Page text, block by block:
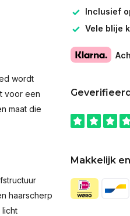
wordt
voor een
maat die
haarscherp
licht
Inclusief
Vele blije
Makkelijk